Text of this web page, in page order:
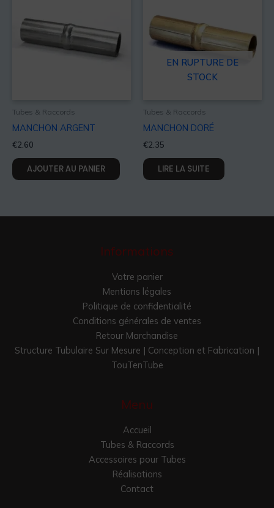
Tubes & Raccords
MANCHON ARGENT
€2.60
AJOUTER AU PANIER
EN RUPTURE DE
STOCK
Tubes & Raccords
MANCHON DORÉ
€2.35
LIRE LA SUITE
Informations
Votre panier
Mentions légales
Politique de confidentialité
Conditions générales de ventes
Retour Marchandise
Structure Tubulaire Sur Mesure | Conception et Fabrication |
TouTenTube
Menu
Accueil
Tubes & Raccords
Accessoires pour Tubes
Réalisations
Contact